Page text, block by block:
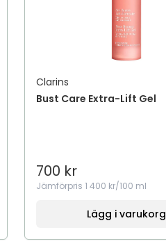
Clarins
Bust Care Extra-Lift Gel
700 kr
Jämförpris 1 400 kr/100 ml
Lägg i varukorg